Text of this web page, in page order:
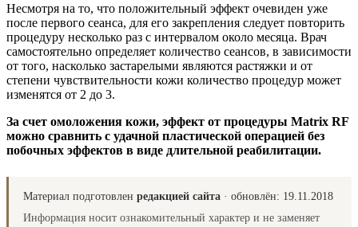
Несмотря на то, что положительный эффект очевиден уже
после первого сеанса, для его закрепления следует повторить
процедуру несколько раз с интервалом около месяца. Врач
самостоятельно определяет количество сеансов, в зависимости
от того, насколько застарелыми являются растяжки и от
степени чувствительности кожи количество процедур может
изменятся от 2 до 3.
За счет омоложения кожи, эффект от процедуры Matrix RF
можно сравнить с удачной пластической операцией без
побочных эффектов в виде длительной реабилитации.
Материал подготовлен редакцией сайта · обновлён: 19.11.2018
Информация носит ознакомительный характер и не заменяет